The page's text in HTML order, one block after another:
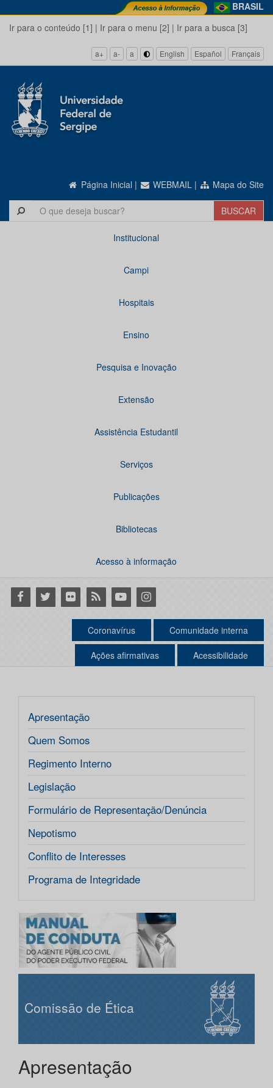
BRASIL
Ir para o conteúdo [1] | Ir para o menu [2] | Ir para a busca [3]
a+ a- a English Español Français
Página Inicial | WEBMAIL | Mapa do Site
Institucional
Campi
Hospitais
Ensino
Pesquisa e Inovação
Extensão
Assistência Estudantil
Serviços
Publicações
Bibliotecas
Acesso à informação
Facebook
Twitter Flickr RSS YoutubeInstagram
Coronavírus Comunidade interna
Ações afirmativas Acessibilidade
Apresentação
Quem Somos
Regimento Interno
Legislação
Formulário de Representação/Denúncia
Nepotismo
Conflito de Interesses
Programa de Integridade
Comissão de Ética
Apresentação